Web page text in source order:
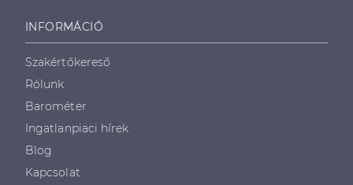
INFORMÁCIÓ
Szakértőkereső
Rólunk
Barométer
Ingatlanpiaci hírek
Blog
Kapcsolat